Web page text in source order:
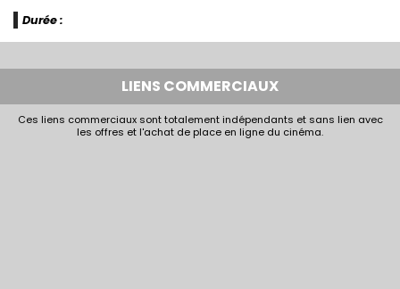
Durée :
LIENS COMMERCIAUX
Ces liens commerciaux sont totalement indépendants et sans lien avec
les offres et l'achat de place en ligne du cinéma.